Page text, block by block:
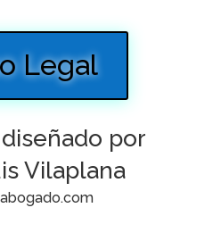
Legal
por
Vilaplana